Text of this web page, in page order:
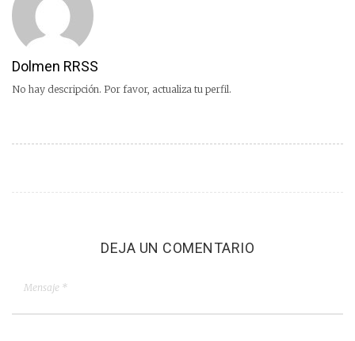
Dolmen RRSS
No hay descripción. Por favor, actualiza tu perfil.
DEJA UN COMENTARIO